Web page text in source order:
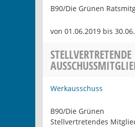
B90/Die Grünen
von 01.06.2019 bis
STELLVERTRETENDE
Werkausschuss
B90/Die Grünen
Stellvertretendes